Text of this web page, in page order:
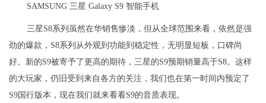
SAMSUNG 三星 Galaxy S9 智能手机
三星S8系列虽然在华销售惨淡，但从全球范围来看，依然是强
劲的爆款，S8系列从外观到功能到稳定性，无明显短板，口碑尚
好。新的S9被寄予了更高的期待，三星的S9预期销量高于S8。这样
的大玩家，仍旧受到来自各方的关注，我们也在第一时间内预定了
S9国行版本，现在我们就来看看S9的音质表现。